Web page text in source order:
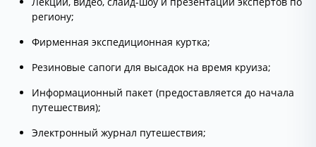
региону;
Фирменная экспедиционная куртка;
Резиновые сапоги для высадок на время круиза;
Информационный пакет (предоставляется до начала
путешествия);
Электронный журнал путешествия;